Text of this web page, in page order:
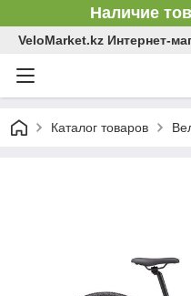
Наличие
VeloMarket.kz Интернет-
Каталог товаров